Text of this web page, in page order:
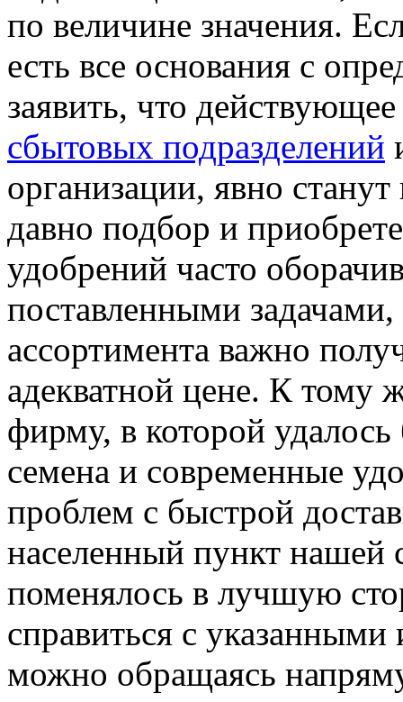
по величине значения.
есть все основания с
заявить, что
сбытовых подразделений
организации, явно
давно подбор и
удобрений часто
поставленными
ассортимента важно
адекватной цене. К тому
фирму, в которой удалось
семена и современные
проблем с быстрой
населенный пункт нашей
поменялось в лучшую
справиться с
можно обращаясь